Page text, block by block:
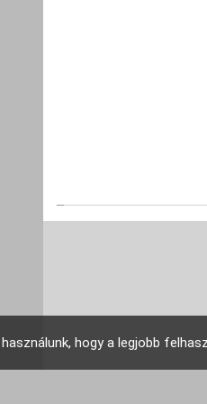
hogy a legjobb